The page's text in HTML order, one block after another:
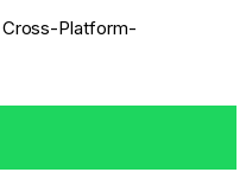
Cross-Platform-